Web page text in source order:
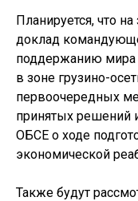
Планируется, что
доклад
поддержанию мира
в зоне грузино-
первоочередных
принятых решений
ОБСЕ о ходе
экономической
Также будут